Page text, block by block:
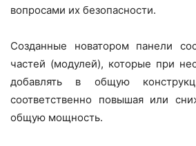
вопросами их безопасности.
Созданные новатором панели
частей (модулей), которые при
добавлять в общую
соответственно повышая или
общую мощность.